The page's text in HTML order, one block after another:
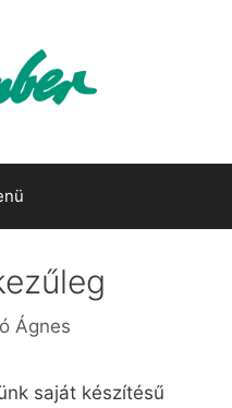
Ágnes
saját készítésű